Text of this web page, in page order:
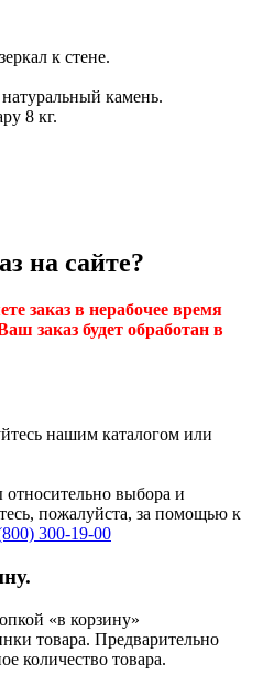
к стене.
камень.
8 кг.
на сайте?
заказ в нерабочее время
заказ будет обработан в
нашим каталогом или
выбора и
пожалуйста, за помощью к
300-19-00
«в корзину»
товара. Предварительно
количество товара.